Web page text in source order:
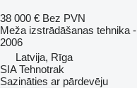
38 000 € Bez PVN
Meža izstrādāšanas tehnika
2006
Latvija, Rīga
SIA Tehnotrak
Sazināties ar pārdevēju